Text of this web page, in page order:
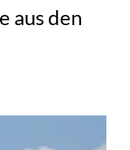
aus den